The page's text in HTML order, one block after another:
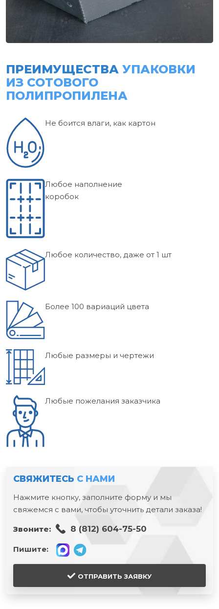
ПРЕИМУЩЕСТВА УПАКОВКИ
ИЗ СОТОВОГО
ПОЛИПРОПИЛЕНА
Не боится влаги, как картон
Любое наполнение
коробок
Любое количество, даже от 1 шт
Более 100 вариаций цвета
Любые размеры и чертежи
Любые пожелания заказчика
СВЯЖИТЕСЬ С НАМИ
Нажмите кнопку, заполните форму и мы
свяжемся с вами, чтобы уточнить детали заказа!
Звоните: 8 (812) 604-75-50
Пишите:
ОТПРАВИТЬ ЗАЯВКУ